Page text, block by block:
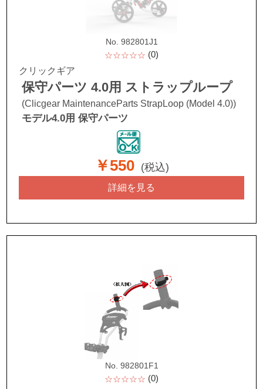
No. 982801J1
☆☆☆☆☆ (0)
クリックギア
保守パーツ 4.0用 ストラップループ
(Clicgear MaintenanceParts StrapLoop (Model 4.0))
モデル4.0用 保守パーツ
￥550 (税込)
詳細を見る
No. 982801F1
☆☆☆☆☆ (0)